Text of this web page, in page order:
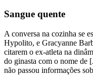
Sangue quente
A conversa na cozinha se
Hypolito, e Gracyanne
citarem o ex-atleta na
do ginasta com o nome de
não passou informações